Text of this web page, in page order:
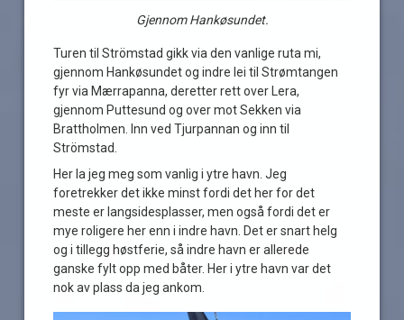
Gjennom Hankøsundet.
Turen til Strömstad gikk via den vanlige ruta mi,
gjennom Hankøsundet og indre lei til Strømtangen
fyr via Mærrapanna, deretter rett over Lera,
gjennom Puttesund og over mot Sekken via
Brattholmen. Inn ved Tjurpannan og inn til
Strömstad.
Her la jeg meg som vanlig i ytre havn. Jeg
foretrekker det ikke minst fordi det her for det
meste er langsidesplasser, men også fordi det er
mye roligere her enn i indre havn. Det er snart helg
og i tillegg høstferie, så indre havn er allerede
ganske fylt opp med båter. Her i ytre havn var det
nok av plass da jeg ankom.